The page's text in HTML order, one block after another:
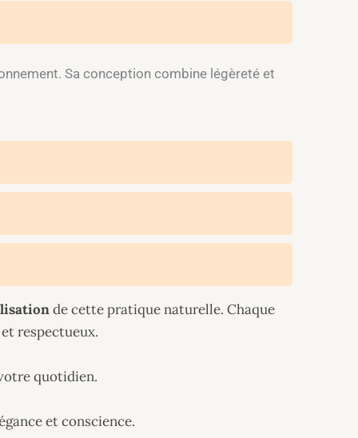
Sa conception combine légèreté et
de cette pratique naturelle. Chaque
respectueux.
quotidien.
et conscience.